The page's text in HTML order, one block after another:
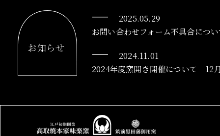
2025.05.29
お問い合わせフォーム不具合につ
2024.11.01
2024年度窯開き開催について 12